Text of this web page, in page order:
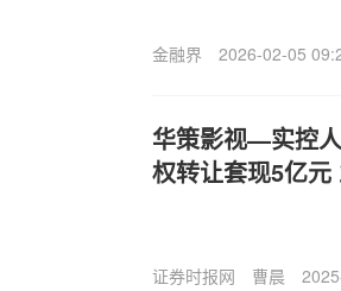
金融界 2026-02-05
华策影视—实控
权转让套现5亿
证券时报网 曹晨